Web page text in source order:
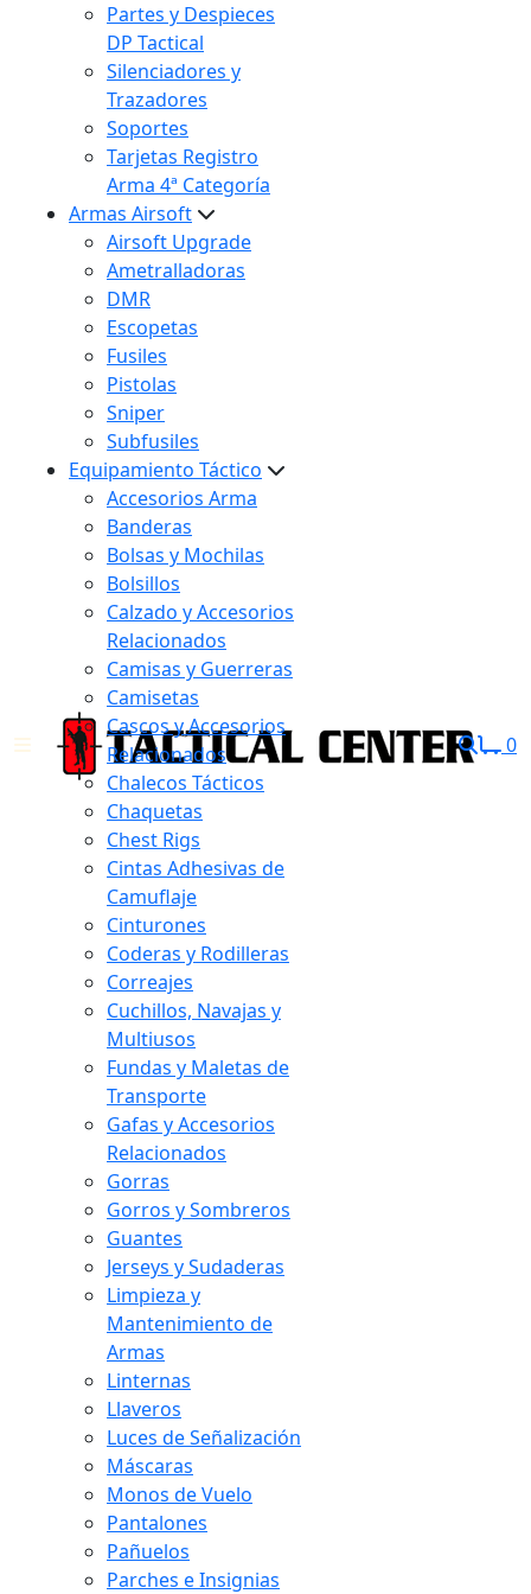
Partes y Despieces
DP Tactical
Silenciadores y
Trazadores
Soportes
Tarjetas Registro
Arma 4ª Categoría
Armas Airsoft
Airsoft Upgrade
Ametralladoras
DMR
Escopetas
Fusiles
Pistolas
Sniper
Subfusiles
Equipamiento Táctico
Accesorios Arma
Banderas
Bolsas y Mochilas
Bolsillos
Calzado y Accesorios
Relacionados
Camisas y Guerreras
Camisetas
Cascos y Accesorios
Relacionados
Chalecos Tácticos
Chaquetas
Chest Rigs
Cintas Adhesivas de
Camuflaje
Cinturones
Coderas y Rodilleras
Correajes
Cuchillos, Navajas y
Multiusos
Fundas y Maletas de
Transporte
Gafas y Accesorios
Relacionados
Gorras
Gorros y Sombreros
Guantes
Jerseys y Sudaderas
Limpieza y
Mantenimiento de
Armas
Linternas
Llaveros
Luces de Señalización
Máscaras
Monos de Vuelo
Pantalones
Pañuelos
Parches e Insignias
0